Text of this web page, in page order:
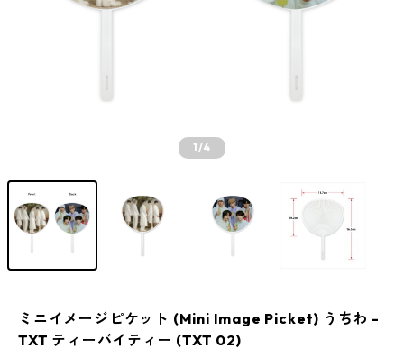
1/4
ミニイメージピケット (Mini Image Picket) うちわ -
TXT ティーバイティー (TXT 02)